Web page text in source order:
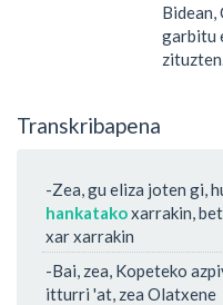
Bidean,
garbitu
zituzten.
Transkribapena
-Zea, gu eliza joten gi,
hankatakoxarrakin,
xar xarrakin
-Bai, zea, Kopeteko
itturri 'at, zea Olatxene